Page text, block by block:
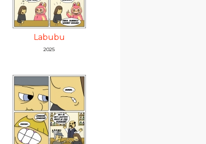
Labubu
2025